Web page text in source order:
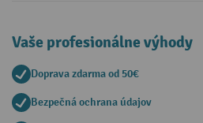
Vaše profesionálne výhody
Doprava zdarma od 50€
Bezpečná ochrana údajov